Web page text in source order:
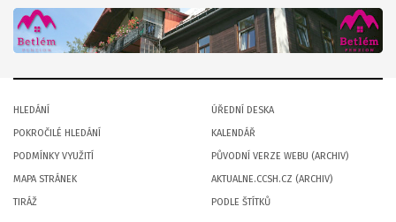
HLEDÁNÍ
POKROČILÉ HLEDÁNÍ
PODMÍNKY VYUŽITÍ
MAPA STRÁNEK
TIRÁŽ
ÚŘEDNÍ DESKA
KALENDÁŘ
PŮVODNÍ VERZE WEBU (ARCHIV)
AKTUALNE.CCSH.CZ (ARCHIV)
PODLE ŠTÍTKŮ